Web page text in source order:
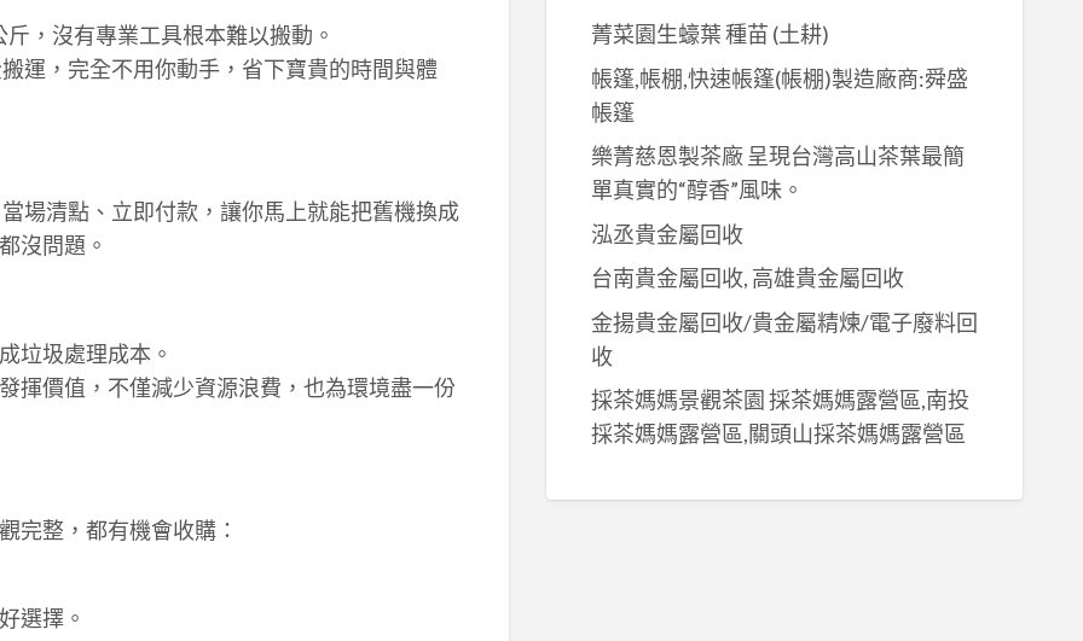
，沒有專業工具根本難以搬動。
運，完全不用你動手，省下寶貴的時間與體
場清點、立即付款，讓你馬上就能把舊機換成
沒問題。
垃圾處理成本。
揮價值，不僅減少資源浪費，也為環境盡一份
完整，都有機會收購：
選擇。
菁菜園生蠔葉 種苗 (土耕)
帳篷,帳棚,快速帳篷(帳棚)製造廠商:舜盛
帳篷
樂菁慈恩製茶廠 呈現台灣高山茶葉最簡
單真實的“醇香”風味。
泓丞貴金屬回收
台南貴金屬回收, 高雄貴金屬回收
金揚貴金屬回收/貴金屬精煉/電子廢料回
收
採茶媽媽景觀茶園 採茶媽媽露營區,南投
採茶媽媽露營區,關頭山採茶媽媽露營區